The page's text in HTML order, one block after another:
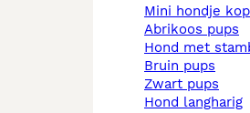
mini hondje
abrikoos pups
hond met
bruin pups
zwart pups
hond langharig